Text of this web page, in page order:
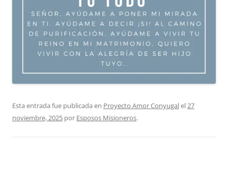
Esta entrada fue publicada en Proyecto Amor Conyugalel27
noviembre, 2025 por Esposos Misioneros.